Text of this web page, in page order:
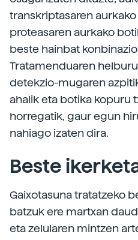
transkriptasaren
proteasaren aurkako
beste hainbat
Tratamenduaren
detekzio-mugaren
ahalik eta botika kopuru
horregatik, gaur egun
nahiago izaten dira.
Beste
Gaixotasuna tratatzeko
batzuk ere martxan
eta zelularen mintzen